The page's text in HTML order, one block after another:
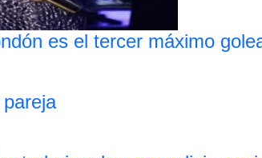
es el tercer máximo